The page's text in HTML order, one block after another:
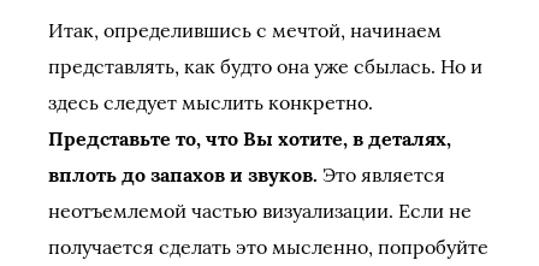
Итак, определившись с мечтой, начинаем
представлять, как будто она уже сбылась. Но и
здесь следует мыслить конкретно.
Представьте то, что Вы хотите, в деталях,
вплоть до запахов и звуков. Это является
неотъемлемой частью визуализации. Если не
получается сделать это мысленно, попробуйте